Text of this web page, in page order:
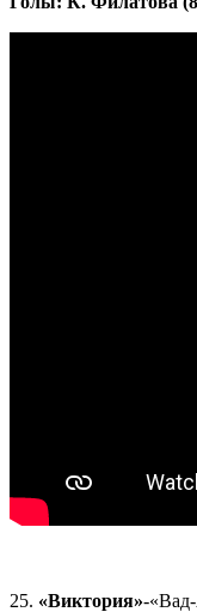
25. «Виктория»-